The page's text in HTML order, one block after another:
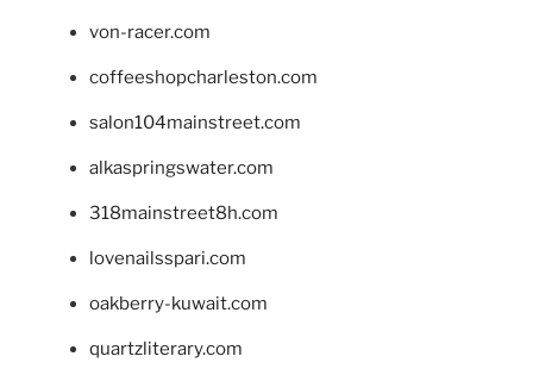
von-racer.com
coffeeshopcharleston.com
salon104mainstreet.com
alkaspringswater.com
318mainstreet8h.com
lovenailsspari.com
oakberry-kuwait.com
quartzliterary.com